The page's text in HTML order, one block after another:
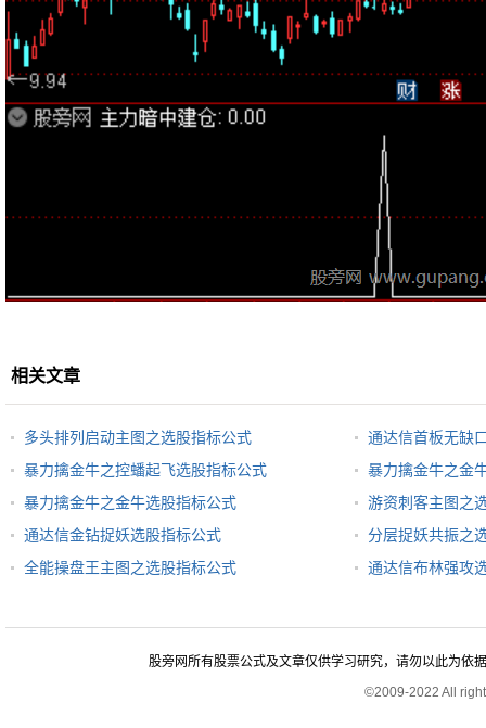
相关文章
多头排列启动主图之选股指标公式
通达信首板无缺
暴力擒金牛之控蟠起飞选股指标公式
暴力擒金牛之金
暴力擒金牛之金牛选股指标公式
游资刺客主图之
通达信金钻捉妖选股指标公式
分层捉妖共振之
全能操盘王主图之选股指标公式
通达信布林强攻
股旁网所有股票公式及文章仅供学习研究，请勿以此为依
©2009-2022 All